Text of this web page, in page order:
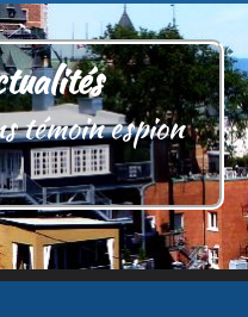
témoin espion